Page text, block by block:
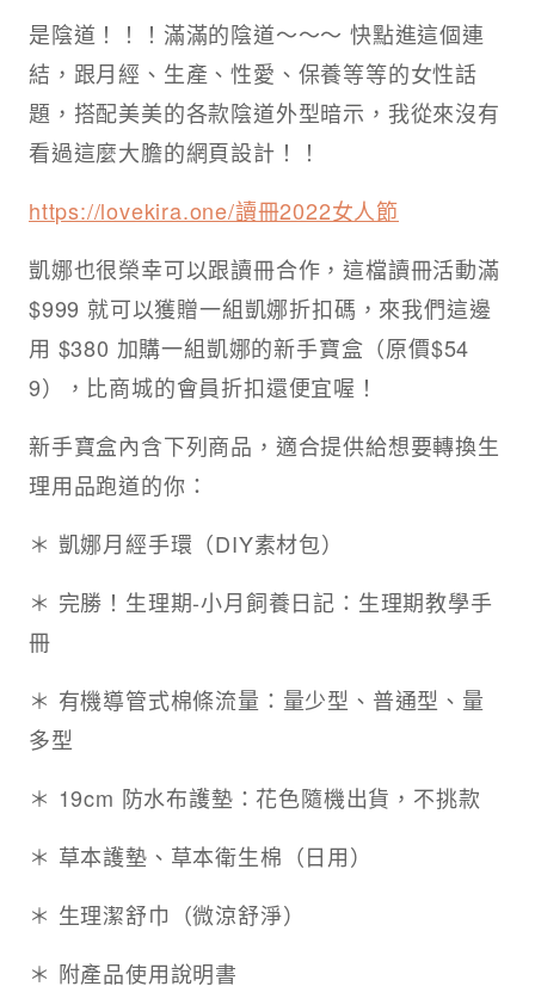
是陰道！！！滿滿的陰道～～～ 快點進這個連
結，跟月經、生產、性愛、保養等等的女性話
題，搭配美美的各款陰道外型暗示，我從來沒有
看過這麼大膽的網頁設計！！
https://lovekira.one/讀冊2022女人節
凱娜也很榮幸可以跟讀冊合作，這檔讀冊活動滿
$999 就可以獲贈一組凱娜折扣碼，來我們這邊
用 $380 加購一組凱娜的新手寶盒（原價$54
9），比商城的會員折扣還便宜喔！
新手寶盒內含下列商品，適合提供給想要轉換生
理用品跑道的你：
＊ 凱娜月經手環（DIY素材包）
＊ 完勝！生理期-小月飼養日記：生理期教學手
冊
＊ 有機導管式棉條流量：量少型、普通型、量
多型
＊ 19cm 防水布護墊：花色隨機出貨，不挑款
＊ 草本護墊、草本衛生棉（日用）
＊ 生理潔舒巾（微涼舒淨）
＊ 附產品使用說明書